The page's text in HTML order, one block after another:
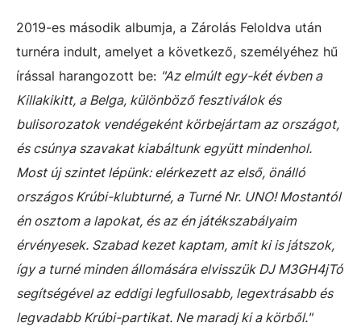
2019-es második albumja, a Zárolás Feloldva után
turnéra indult, amelyet a következő, személyéhez hű
írással harangozott be: "Az elmúlt egy-két évben a
Killakikitt, a Belga, különböző fesztiválok és
bulisorozatok vendégeként körbejártam az országot,
és csúnya szavakat kiabáltunk együtt mindenhol.
Most új szintet lépünk: elérkezett az első, önálló
országos Krúbi-klubturné, a Turné Nr. UNO! Mostantól
én osztom a lapokat, és az én játékszabályaim
érvényesek. Szabad kezet kaptam, amit ki is játszok,
így a turné minden állomására elvisszük DJ M3GH4jTó
segítségével az eddigi legfullosabb, legextrásabb és
legvadabb Krúbi-partikat. Ne maradj ki a körből."